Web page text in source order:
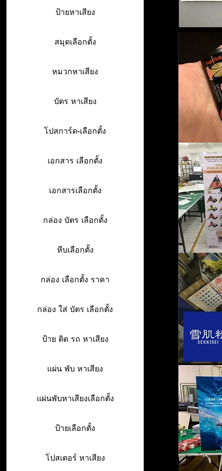
ป้ายหาเสียง
สมุดเลือกตั้ง
หมวกหาเสียง
บัตร หาเสียง
โปสการ์ด-เลือกตั้ง
เอกสาร เลือกตั้ง
เอกสารเลือกตั้ง
กล่อง บัตร เลือกตั้ง
หีบเลือกตั้ง
กล่อง เลือกตั้ง ราคา
กล่อง ใส่ บัตร เลือกตั้ง
ป้าย ติด รถ หาเสียง
แผ่น พับ หาเสียง
แผ่นพับหาเสียงเลือกตั้ง
ป้ายเลือกตั้ง
โปสเตอร์ หาเสียง